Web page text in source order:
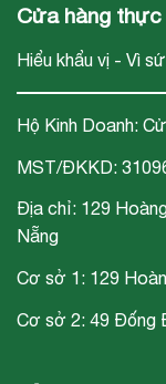
Cửa hàng
Hiểu khẩu vị - Vì
Hộ Kinh Doanh:
MST/ĐKKD:
Địa chỉ: 129
Nẵng
Cơ sở 1: 129
Cơ sở 2: 49 Đống